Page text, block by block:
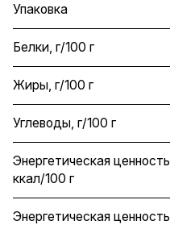
Упаковка
Белки, г/100 г
Жиры, г/100 г
Углеводы, г/100 г
Энергетическая ценность,
ккал/100 г
Энергетическая ценность,